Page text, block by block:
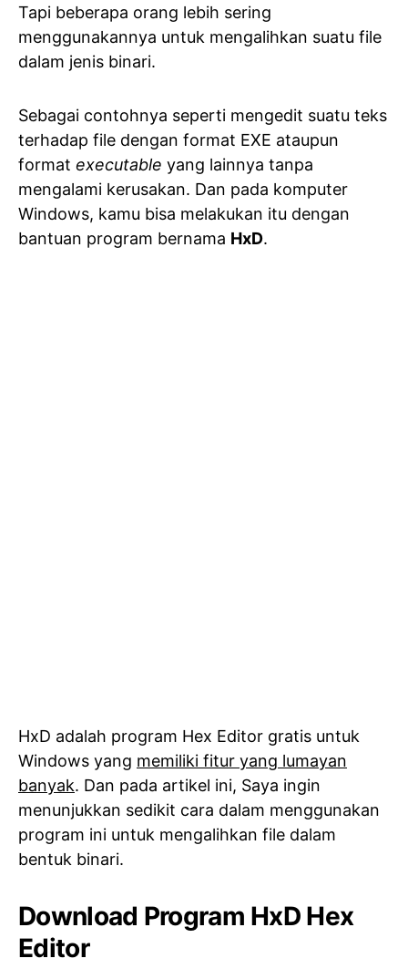
Tapi beberapa orang lebih sering
menggunakannya untuk mengalihkan suatu file
dalam jenis binari.
Sebagai contohnya seperti mengedit suatu teks
terhadap file dengan format EXE ataupun
format executable yang lainnya tanpa
mengalami kerusakan. Dan pada komputer
Windows, kamu bisa melakukan itu dengan
bantuan program bernama HxD.
HxD adalah program Hex Editor gratis untuk
Windows yang memiliki fitur yang lumayan
banyak. Dan pada artikel ini, Saya ingin
menunjukkan sedikit cara dalam menggunakan
program ini untuk mengalihkan file dalam
bentuk binari.
Download Program HxD Hex
Editor